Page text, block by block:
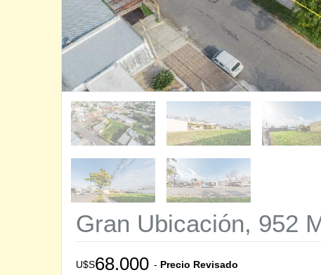
Gran Ubicación, 952
U$S68.000 - Precio Revisado